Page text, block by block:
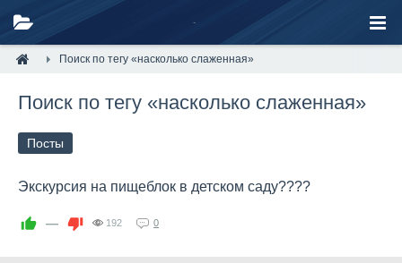
Поиск по тегу «насколько слаженная»
Поиск по тегу «насколько слаженная»
Посты
Экскурсия на пищеблок в детском саду????
— 192 0